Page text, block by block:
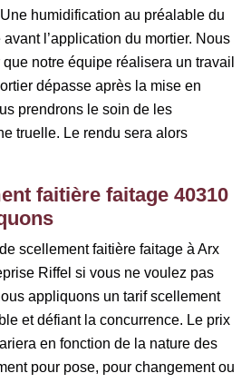
humidification au préalable du
l’application du mortier. Nous
notre équipe réalisera un travail
dépasse après la mise en
prendrons le soin de les
truelle. Le rendu sera alors
faitière faitage 40310
scellement faitière faitage à Arx
Riffel si vous ne voulez pas
appliquons un tarif scellement
et défiant la concurrence. Le prix
en fonction de la nature des
pour pose, pour changement ou